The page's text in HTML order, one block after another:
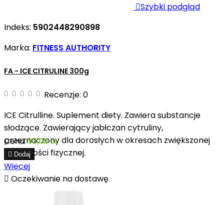
Szybki podgląd
Indeks: 5902448290898
Marka: FITNESS AUTHORITY
FA - ICE CITRULINE 300g
Recenzje: 0
ICE Citrulline. Suplement diety. Zawiera substancje
słodzące. Zawierający jabłczan cytruliny,
przeznaczony dla dorosłych w okresach zwiększonej
aktywności fizycznej.
Cena55,00 zł
 Dodaj
Więcej
 Oczekiwanie na dostawę